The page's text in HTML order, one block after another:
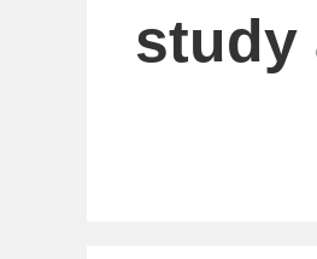
study